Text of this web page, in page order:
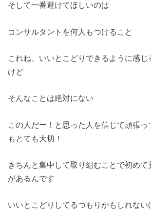
そして一番避けてほしいのは
コンサルタントを何人もつけること
これね、いいとこどりできるように感じ
けど
そんなことは絶対にない
この人だー！と思った人を信じて頑張っ
もとても大切！
きちんと集中して取り組むことで初めて
があるんです
いいとこどりしてるつもりかもしれない